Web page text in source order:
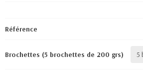
Référence
Brochettes (5 brochettes de 200 grs)